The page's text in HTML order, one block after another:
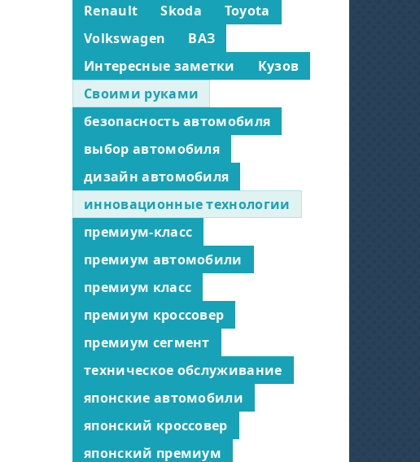
Renault
Skoda
Toyota
Volkswagen
ВАЗ
Интересные заметки
Кузов
Своими руками
безопасность автомобиля
выбор автомобиля
дизайн автомобиля
инновационные технологии
премиум-класс
премиум автомобили
премиум класс
премиум кроссовер
премиум сегмент
техническое обслуживание
японские автомобили
японский кроссовер
японский премиум